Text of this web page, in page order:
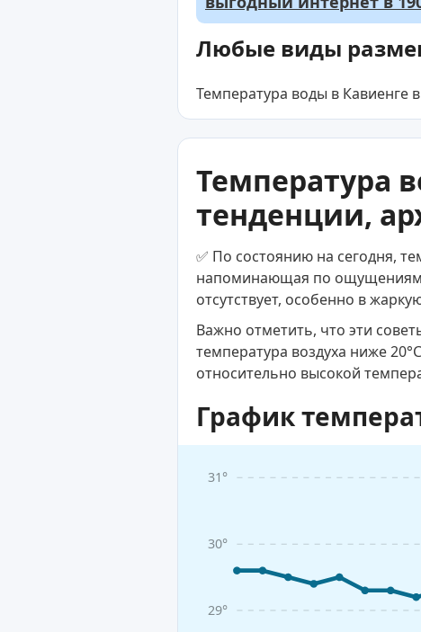
Любые виды
Температура воды в Кавиенге
Температура
тенденции,
✅ По состоянию на сегодня,
напоминающая по ощущениям
отсутствует, особенно в
Важно отметить, что эти
температура воздуха ниже
относительно высокой
График
29°
30°
31°